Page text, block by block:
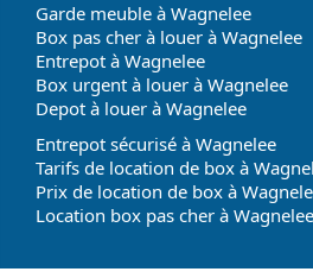
Garde meuble à Wagnelee
Box pas cher à louer à Wagnelee
Entrepot à Wagnelee
Box urgent à louer à Wagnelee
Depot à louer à Wagnelee
Entrepot sécurisé à Wagnelee
Tarifs de location de box à
Prix de location de box à
Location box pas cher à Wagnelee